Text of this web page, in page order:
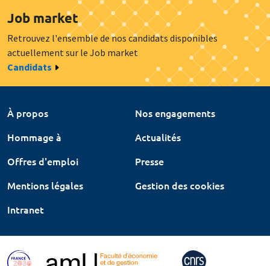
Job market
Retrouvez l'ensemble de nos candidats disponibles
actuellement sur le Job market
Candidats
À propos
Nos engagements
Hommage à
Actualités
Offres d'emploi
Presse
Mentions légales
Gestion des cookies
Intranet